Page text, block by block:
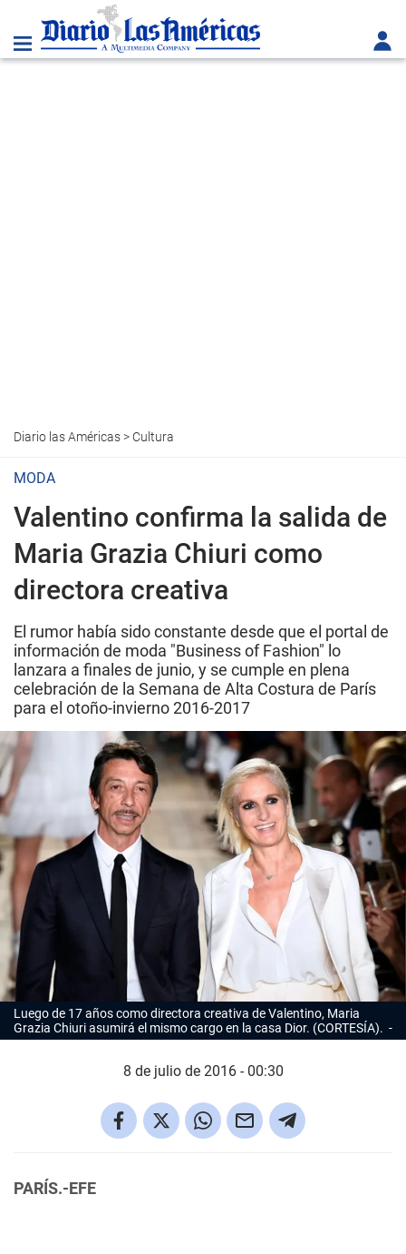
Diario las Américas> Cultura
MODA
Valentino confirma la salida de
Maria Grazia Chiuri como
directora creativa
El rumor había sido constante desde que el portal de
información de moda "Business of Fashion" lo
lanzara a finales de junio, y se cumple en plena
celebración de la Semana de Alta Costura de París
para el otoño-invierno 2016-2017
Luego de 17 años como directora creativa de Valentino, Maria
Grazia Chiuri asumirá el mismo cargo en la casa Dior. (CORTESÍA).
8 de julio de 2016 - 00:30
PARÍS.-EFE